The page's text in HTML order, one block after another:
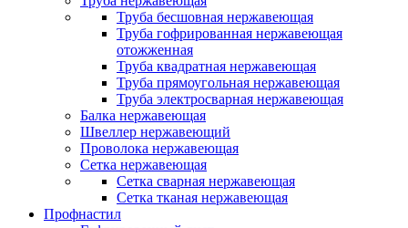
Труба бесшовная нержавеющая
Труба гофрированная нержавеющая
отожженная
Труба квадратная нержавеющая
Труба прямоугольная нержавеющая
Труба электросварная нержавеющая
Балка нержавеющая
Швеллер нержавеющий
Проволока нержавеющая
Сетка нержавеющая
Сетка сварная нержавеющая
Сетка тканая нержавеющая
Профнастил